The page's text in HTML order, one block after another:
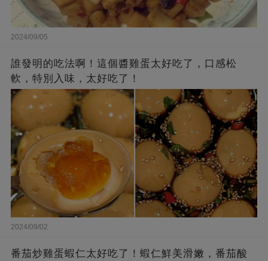
2024/09/05
誰發明的吃法啊！這個醬雞蛋太好吃了，口感松
軟，特別入味，太好吃了！
2024/09/02
番茄炒雞蛋蝦仁太好吃了！蝦仁鮮美滑嫩，番茄酸